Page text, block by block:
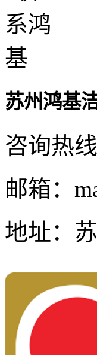
苏州鸿基
咨询热线
邮箱：
地址：